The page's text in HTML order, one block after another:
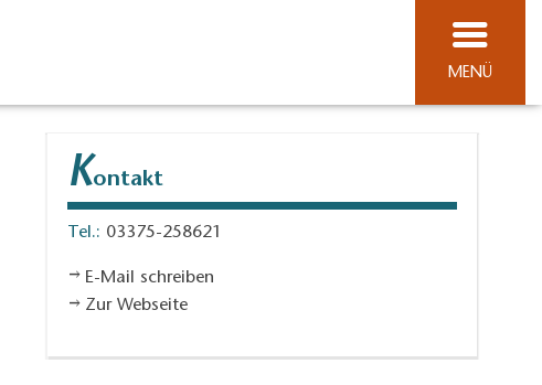
MENÜ
Kontakt
Tel.: 03375-258621
E-Mail schreiben
Zur Webseite